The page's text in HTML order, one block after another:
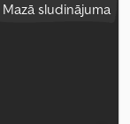
Mazā sludinājuma